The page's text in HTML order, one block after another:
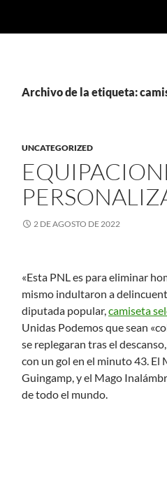
Archivo de la etiqueta:
UNCATEGORIZED
2 DE AGOSTO DE 2022
«Esta PNL es para eliminar
mismo indultaron a
diputada popular,camiseta
Unidas Podemos que sean
se replegaran tras el
con un gol en el minuto 43.
Guingamp, y el Mago
de todo el mundo.